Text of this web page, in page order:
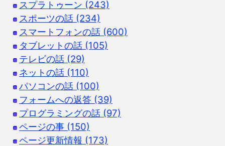
スプラトゥーン (243)
スポーツの話 (234)
スマートフォンの話 (600)
タブレットの話 (105)
テレビの話 (29)
ネットの話 (110)
パソコンの話 (100)
フォームへの返答 (39)
プログラミングの話 (97)
ページの事 (150)
ページ更新情報 (173)